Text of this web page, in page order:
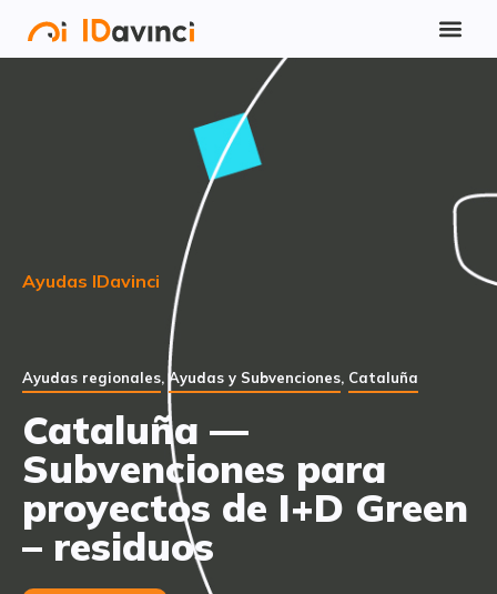
Ayudas IDavinci
Ayudas regionales,Ayudas y Subvenciones, Cataluña
Cataluña —
Subvenciones para
proyectos de I+D Green
– residuos